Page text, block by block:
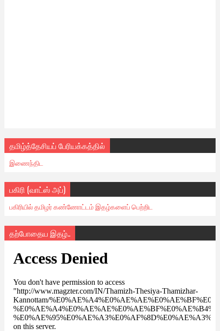
தமிழ்த்தேசியப் பேரியக்கத்தில்
இணைந்திட
பகிரி (வாட்ஸ் அப்)
பகிரியில் தமிழர் கண்ணோட்டம் இதழ்களைப் பெற்றிட
தற்போதைய இதழ்..